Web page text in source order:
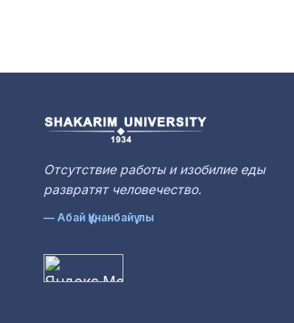
Отсутствие работы и изобилие еды
развратят человечество.
— Абай Құнанбайұлы